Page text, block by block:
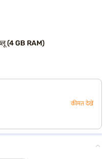
(4 GB RAM)
कीमत देखें